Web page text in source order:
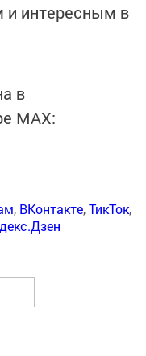
интересным в
в
MАХ:
, ВКонтакте,ТикТок,